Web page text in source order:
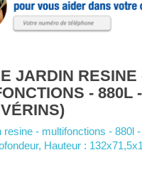
JARDIN RESINE
- 880L
resine - multifonctions - 880l
Hauteur :